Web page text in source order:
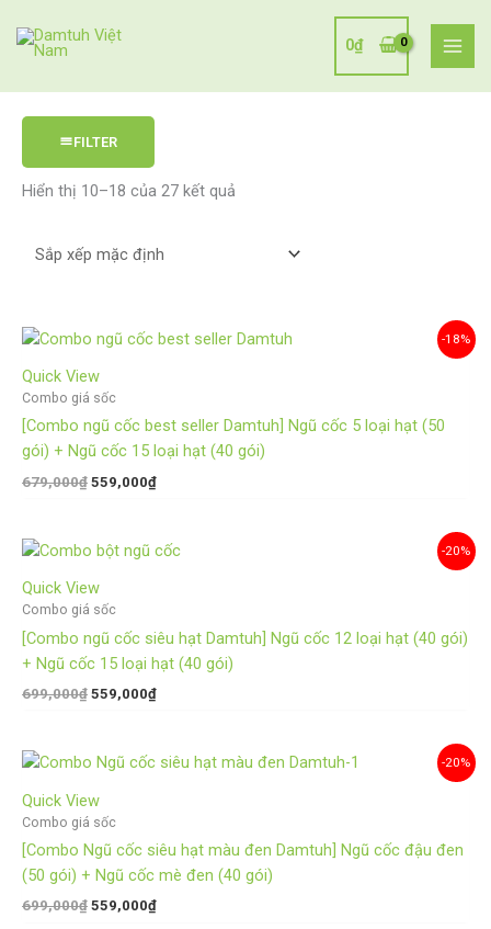
0₫
FILTER
Hiển thị 10–18 của 27 kết quả
-18%
Quick View
Combo giá sốc
[Combo ngũ cốc best seller Damtuh] Ngũ cốc 5 loại hạt (50
gói) + Ngũ cốc 15 loại hạt (40 gói)
679,000₫
Giá
gốc
là:
679,000₫.
559,000₫
Giá
-20%
Quick View
Combo giá sốc
[Combo ngũ cốc siêu hạt Damtuh] Ngũ cốc 12 loại hạt (40 gói)
+ Ngũ cốc 15 loại hạt (40 gói)
699,000₫
Giá
là:
699,000₫.
559,000₫
Giá
-20%
Quick View
Combo giá sốc
[Combo Ngũ cốc siêu hạt màu đen Damtuh] Ngũ cốc đậu đen
(50 gói) + Ngũ cốc mè đen (40 gói)
699,000₫
Giá
là:
699,000₫.
559,000₫
Giá